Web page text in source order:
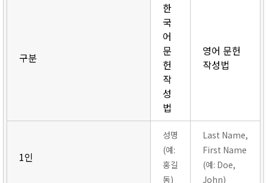
구분
한
국
어
문
헌
작
성
법
영어 문헌
작성법
1인
성명
(예:
홍길
동)
Last Name,
First Name
(예: Doe,
John)